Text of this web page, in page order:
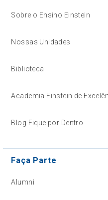
Sobre o Ensino Einstein
Nossas Unidades
Biblioteca
Academia Einstein de
Blog Fique por Dentro
Faça Parte
Alumni